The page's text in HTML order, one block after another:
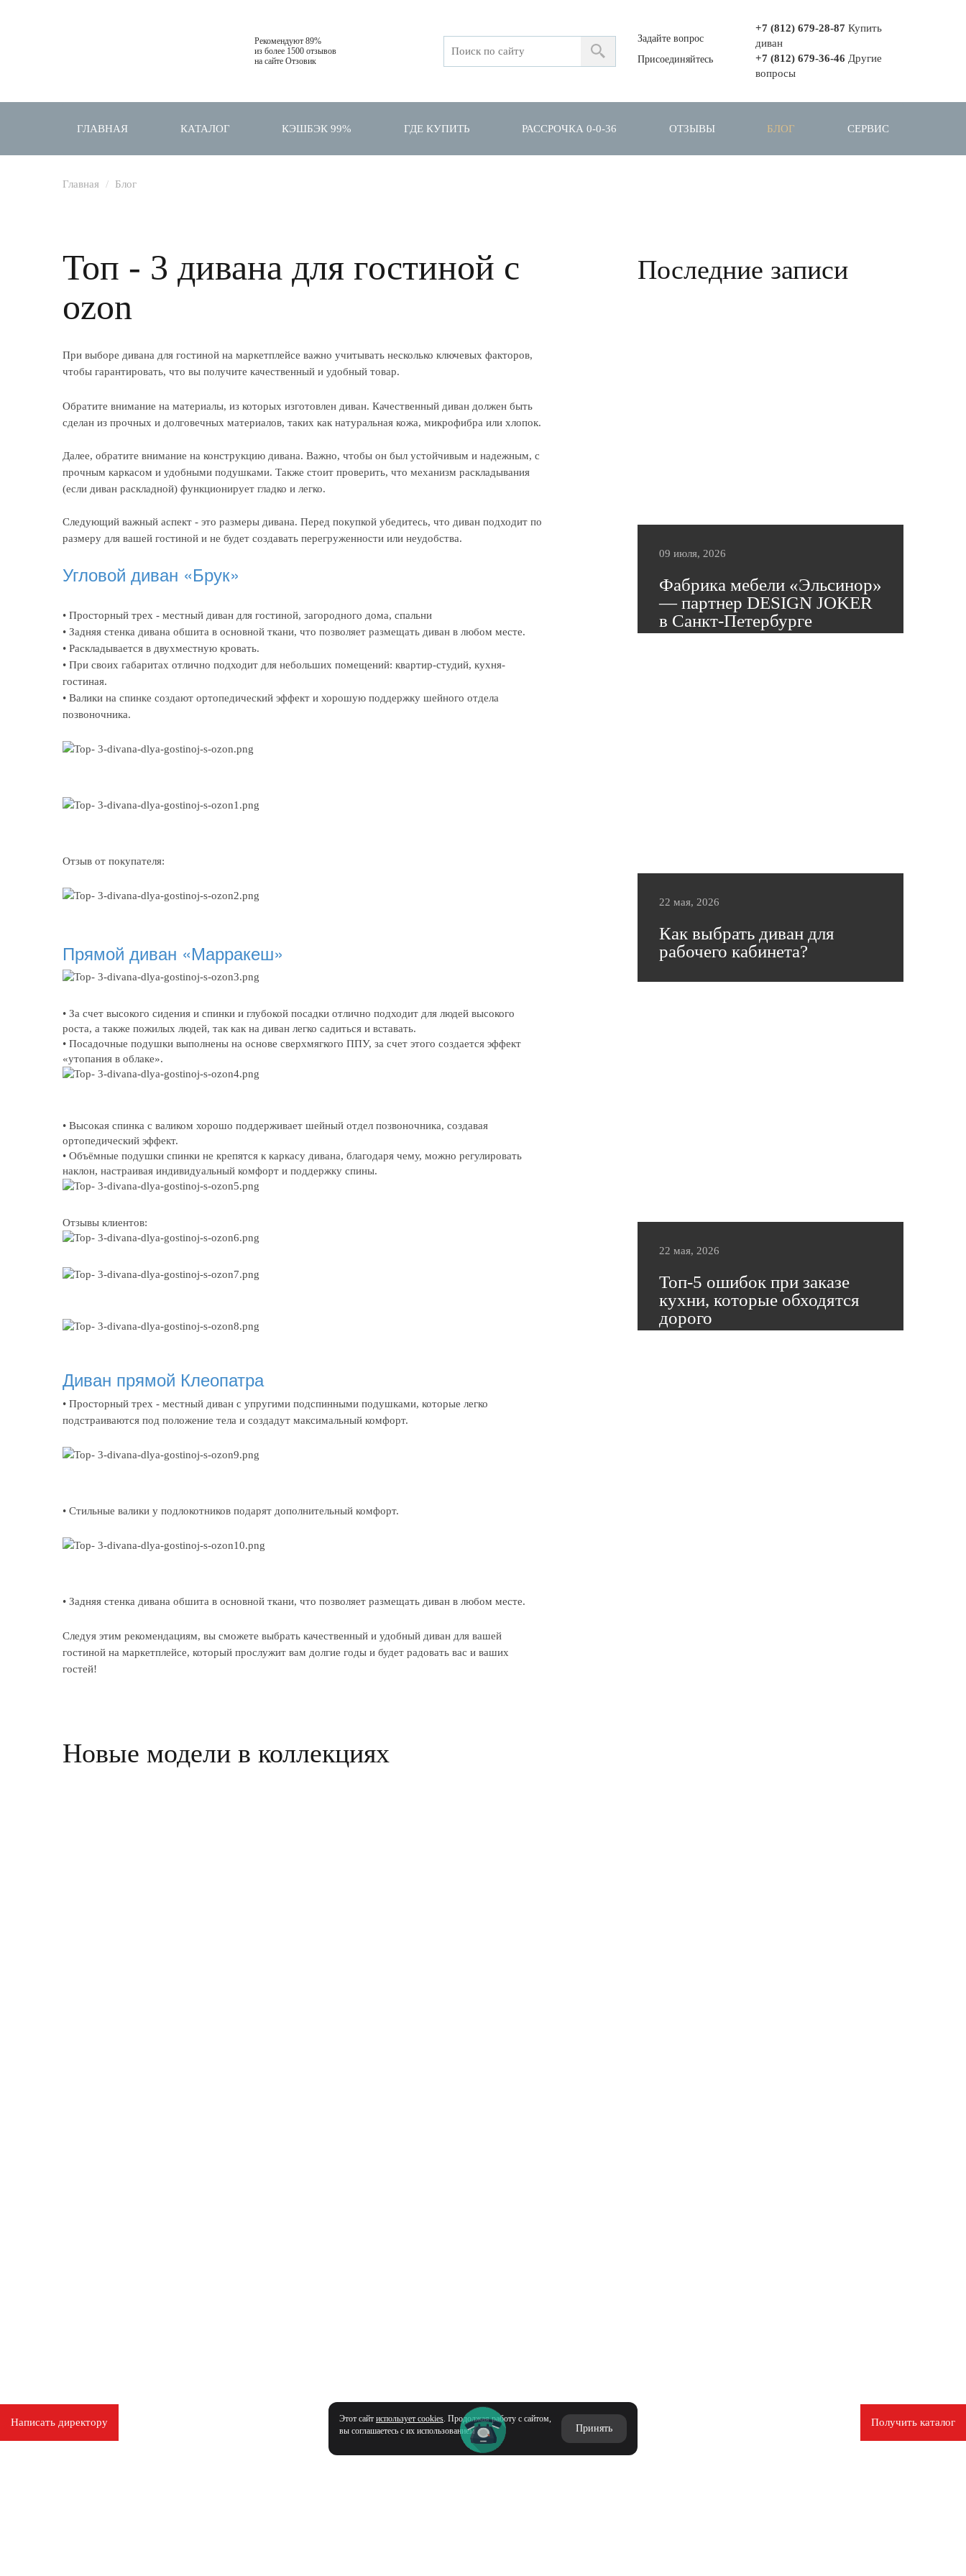
Рекомендуют 89%
из более 1500 отзывов
на сайте Отзовик
Задайте вопрос
Присоединяйтесь
+7 (812) 679-28-87 Купить
диван
+7 (812) 679-36-46 Другие
вопросы
ГЛАВНАЯ КАТАЛОГ КЭШБЭК 99% ГДЕ КУПИТЬ РАССРОЧКА 0-0-36 ОТЗЫВЫ БЛОГ СЕРВИС
Главная Блог
Топ - 3 дивана для гостиной с
ozon
При выборе дивана для гостиной на маркетплейсе важно учитывать несколько ключевых факторов,
чтобы гарантировать, что вы получите качественный и удобный товар.
Обратите внимание на материалы, из которых изготовлен диван. Качественный диван должен быть
сделан из прочных и долговечных материалов, таких как натуральная кожа, микрофибра или хлопок.
Далее, обратите внимание на конструкцию дивана. Важно, чтобы он был устойчивым и надежным, с
прочным каркасом и удобными подушками. Также стоит проверить, что механизм раскладывания
(если диван раскладной) функционирует гладко и легко.
Следующий важный аспект - это размеры дивана. Перед покупкой убедитесь, что диван подходит по
размеру для вашей гостиной и не будет создавать перегруженности или неудобства.
Угловой диван «Брук»
• Просторный трех - местный диван для гостиной, загородного дома, спальни
• Задняя стенка дивана обшита в основной ткани, что позволяет размещать диван в любом месте.
• Раскладывается в двухместную кровать.
• При своих габаритах отлично подходит для небольших помещений: квартир-студий, кухня-
гостиная.
• Валики на спинке создают ортопедический эффект и хорошую поддержку шейного отдела
позвоночника.
Отзыв от покупателя:
Прямой диван «Марракеш»
• За счет высокого сидения и спинки и глубокой посадки отлично подходит для людей высокого
роста, а также пожилых людей, так как на диван легко садиться и вставать.
• Посадочные подушки выполнены на основе сверхмягкого ППУ, за счет этого создается эффект
«утопания в облаке».
• Высокая спинка с валиком хорошо поддерживает шейный отдел позвоночника, создавая
ортопедический эффект.
• Объёмные подушки спинки не крепятся к каркасу дивана, благодаря чему, можно регулировать
наклон, настраивая индивидуальный комфорт и поддержку спины.
Отзывы клиентов:
Диван прямой Клеопатра
• Просторный трех - местный диван с упругими подспинными подушками, которые легко
подстраиваются под положение тела и создадут максимальный комфорт.
• Стильные валики у подлокотников подарят дополнительный комфорт.
• Задняя стенка дивана обшита в основной ткани, что позволяет размещать диван в любом месте.
Следуя этим рекомендациям, вы сможете выбрать качественный и удобный диван для вашей
гостиной на маркетплейсе, который прослужит вам долгие годы и будет радовать вас и ваших
гостей!
Последние записи
09 июля, 2026
Фабрика мебели «Эльсинор»
— партнер DESIGN JOKER
в Санкт-Петербурге
дизайнеров особые условия сотрудничества.
22 мая, 2026
Как выбрать диван для
рабочего кабинета?
22 мая, 2026
Топ-5 ошибок при заказе
кухни, которые обходятся
дорого
Новые модели в коллекциях
Получить каталог
Написать директору Этот сайт использует cookies. Продолжая работу с сайтом,
вы соглашаетесь с их использованием
Принять